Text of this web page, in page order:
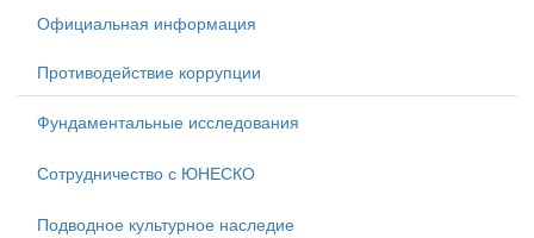
Официальная информация
Противодействие коррупции
Фундаментальные исследования
Сотрудничество с ЮНЕСКО
Подводное культурное наследие